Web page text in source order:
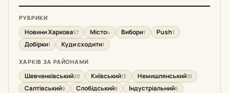
РУБРИКИ
Новини Харкова57 Місто4 Вибори1 Push1
Добірки1 Куди сходити1
ХАРКІВ ЗА РАЙОНАМИ
Шевченківський20 Київський13 Немишлянський10
Салтівський9 Слобідський8 Індустріальний6